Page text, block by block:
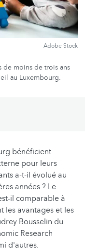
Adobe Stock
de moins de trois ans
au Luxembourg.
bénéficient
pour leurs
a-t-il évolué au
années ? Le
il comparable à
les avantages et les
Bousselin du
Research
d'autres.